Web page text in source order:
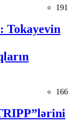
191
Tokayevin
166